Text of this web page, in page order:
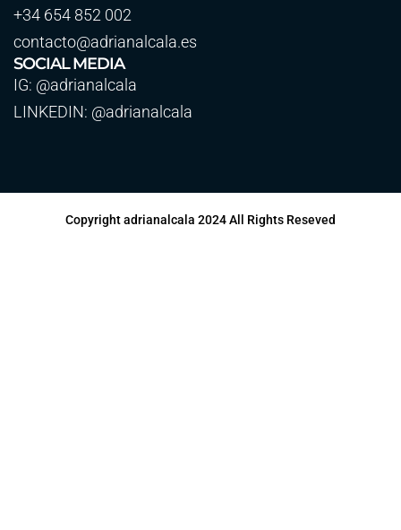
+34 654 852 002
contacto@adrianalcala.es
SOCIAL MEDIA
IG: @adrianalcala
LINKEDIN: @adrianalcala
Copyright adrianalcala 2024 All Rights Reseved